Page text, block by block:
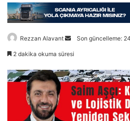
Rezzan Alavant
Bir
göndermek
Son güncelleme:
2 dakika okuma süresi